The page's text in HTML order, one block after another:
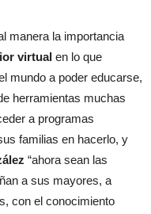
manera la importancia
virtual en lo que
mundo a poder educarse,
herramientas muchas
a programas
familias en hacerlo, y
“ahora sean las
a sus mayores, a
con el conocimiento